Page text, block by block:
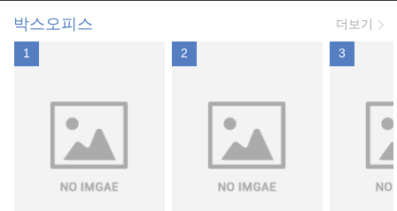
박스오피스 더보기
1 2 3